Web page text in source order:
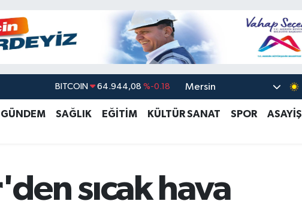
DOLAR 47,7436 %0.18
EURO 55,2510 %0.32
BITCOIN 64.944,08 %-0.18
Mersin
GÜNDEM SAĞLIK EĞİTİM KÜLTÜR SANAT SPOR
ASAYİŞ
sıcak hava